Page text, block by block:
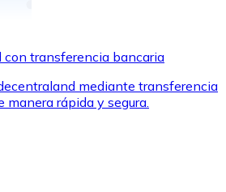
y Mastercard para comprar
con transferencia bancaria
mediante transferencia
rápida y segura.